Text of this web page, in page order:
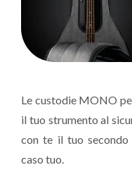
Le custodie MONO
il tuo strumento al
con te il tuo secondo
caso tuo.